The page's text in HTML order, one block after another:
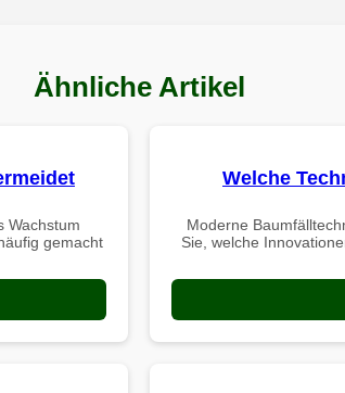
Ähnliche Artikel
Wachstum
gemacht
Welche
Moderne
Sie, welche